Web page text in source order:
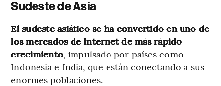
Sudeste de Asia
El sudeste asiático se ha convertido en uno de
los mercados de Internet de más rápido
crecimiento, impulsado por países como
Indonesia e India, que están conectando a sus
enormes poblaciones.